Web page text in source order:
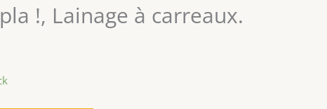
!, Lainage à carreaux.